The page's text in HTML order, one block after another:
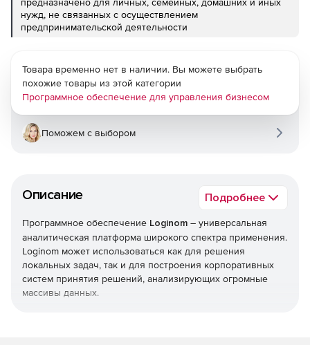
нужд, не связанных с осуществлением
предпринимательской деятельности
Описание Подробнее
Программное обеспечение Loginom – универсальная
аналитическая платформа широкого спектра применения.
Loginom может использоваться как для решения
локальных задач, так и для построения корпоративных
систем принятия решений, анализирующих огромные
массивы данных.
Товара временно нет в наличии. Вы можете выбрать
похожие товары из этой категории
Программное обеспечение для управления бизнесом
Поможем с выбором